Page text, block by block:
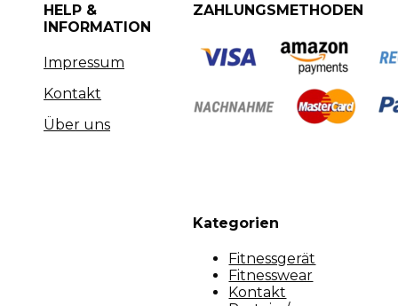
HELP &
INFORMATION
Impressum
Kontakt
Über uns
ZAHLUNGSMETHODEN
Kategorien
Fitnessgerät
Fitnesswear
Kontakt